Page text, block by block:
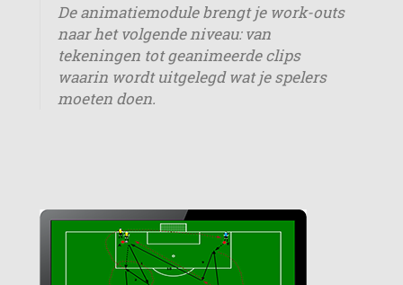
De animatiemodule brengt je work-outs
naar het volgende niveau: van
tekeningen tot geanimeerde clips
waarin wordt uitgelegd wat je spelers
moeten doen.